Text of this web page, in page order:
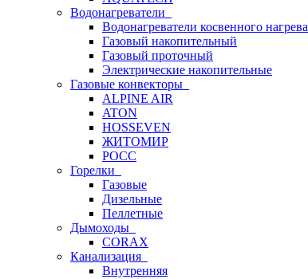
Водонагреватели
Водонагреватели косвенного нагрева
Газовый накопительный
Газовый проточный
Электрические накопительные
Газовые конвекторы
ALPINE AIR
ATON
HOSSEVEN
ЖИТОМИР
РОСС
Горелки
Газовые
Дизельные
Пеллетные
Дымоходы
CORAX
Канализация
Внутренняя